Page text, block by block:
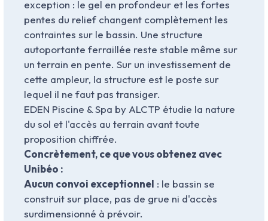
exception : le gel en profondeur et les fortes
pentes du relief changent complètement les
contraintes sur le bassin. Une structure
autoportante ferraillée reste stable même sur
un terrain en pente. Sur un investissement de
cette ampleur, la structure est le poste sur
lequel il ne faut pas transiger.
EDEN Piscine & Spa by ALCTP étudie la nature
du sol et l'accès au terrain avant toute
proposition chiffrée.
Concrètement, ce que vous obtenez avec
Unibéo :
Aucun convoi exceptionnel : le bassin se
construit sur place, pas de grue ni d'accès
surdimensionné à prévoir.